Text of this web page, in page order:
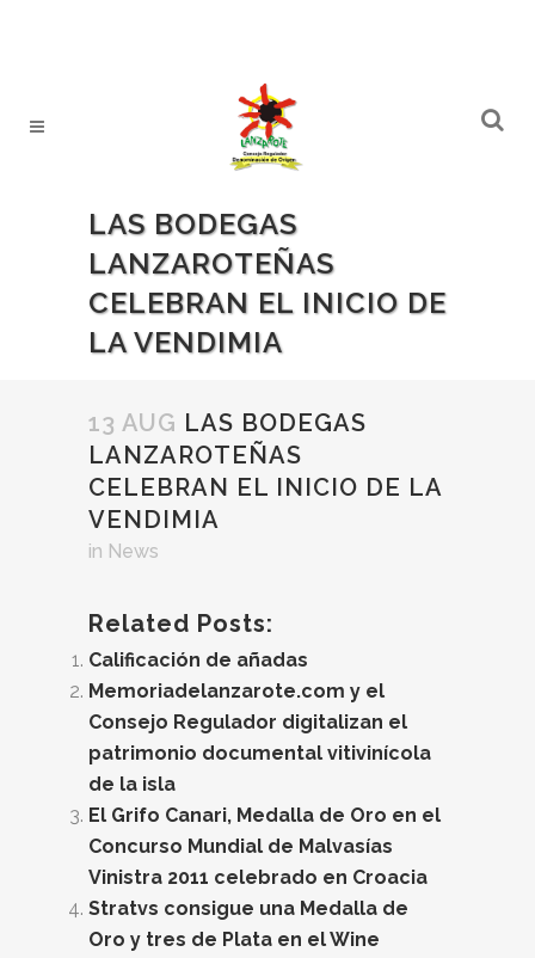
LAS BODEGAS
LANZAROTEÑAS
CELEBRAN EL INICIO DE
LA VENDIMIA
13 AUG LAS BODEGAS
LANZAROTEÑAS
CELEBRAN EL INICIO DE LA
VENDIMIA
in News
Related Posts:
Calificación de añadas
Memoriadelanzarote.com y el
Consejo Regulador digitalizan el
patrimonio documental vitivinícola
de la isla
El Grifo Canari, Medalla de Oro en el
Concurso Mundial de Malvasías
Vinistra 2011 celebrado en Croacia
Stratvs consigue una Medalla de
Oro y tres de Plata en el Wine